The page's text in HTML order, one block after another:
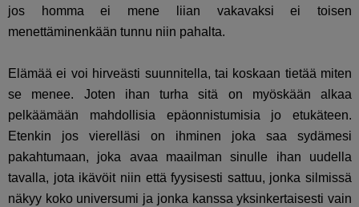
jos homma ei mene liian vakavaksi ei toisen
menettäminenkään tunnu niin pahalta.
Elämää ei voi hirveästi suunnitella, tai koskaan tietää miten
se menee. Joten ihan turha sitä on myöskään alkaa
pelkäämään mahdollisia epäonnistumisia jo etukäteen.
Etenkin jos vierelläsi on ihminen joka saa sydämesi
pakahtumaan, joka avaa maailman sinulle ihan uudella
tavalla, jota ikävöit niin että fyysisesti sattuu, jonka silmissä
näkyy koko universumi ja jonka kanssa yksinkertaisesti vain